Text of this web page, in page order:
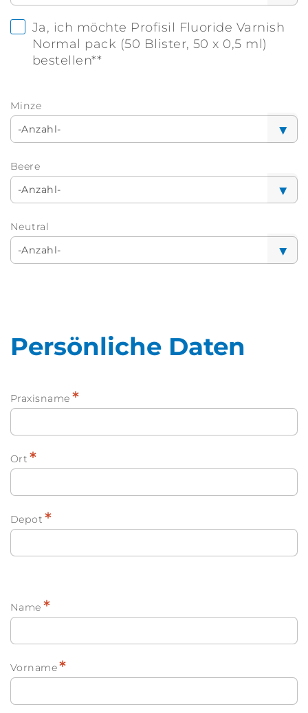
Ja, ich möchte Profisil Fluoride Varnish
Normal pack (50 Blister, 50 x 0,5 ml)
bestellen**
Minze
Beere
Neutral
Persönliche Daten
Praxisname *
Ort *
Depot *
Name *
Vorname*